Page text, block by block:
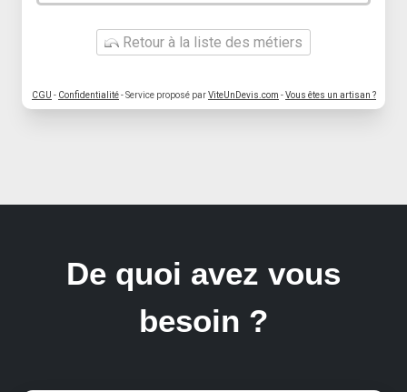
Retour à la liste des métiers
CGU - Confidentialité- Service proposé parViteUnDevis.com -Vous êtes un artisan ?
De quoi avez vous
besoin ?